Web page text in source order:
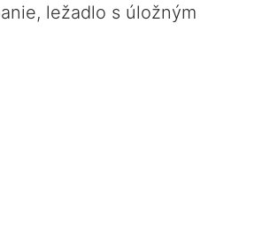
ležadlo s úložným